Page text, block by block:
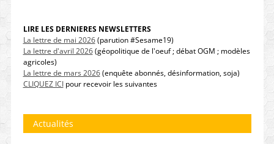
LIRE LES DERNIERES NEWSLETTERS
La lettre de mai 2026(parution #Sesame19)
La lettre d'avril 2026(géopolitique de l'oeuf ; débat OGM ; modèles
agricoles)
La lettre de mars 2026(enquête abonnés, désinformation, soja)
CLIQUEZ ICIpour recevoir les suivantes
Actualités